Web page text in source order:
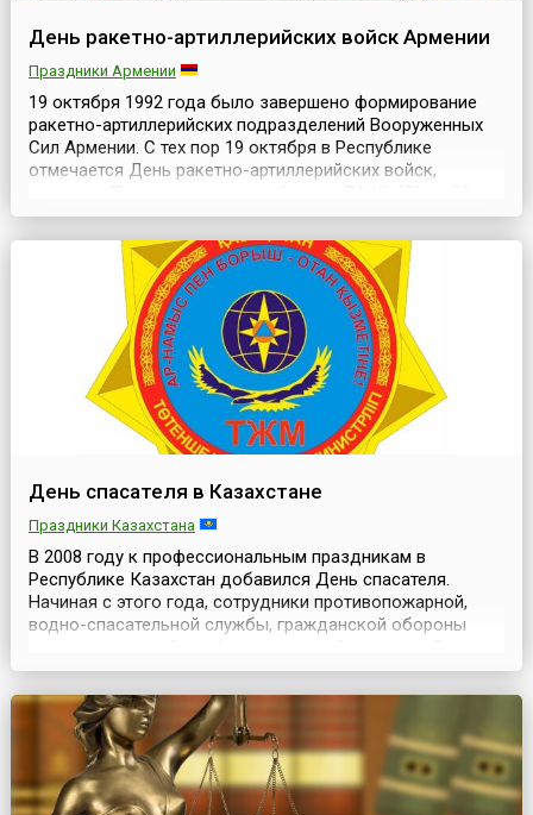
День ракетно-артиллерийских войск Армении
Праздники Армении
19 октября 1992 года было завершено формирование
ракетно-артиллерийских подразделений Вооруженных
Сил Армении. С тех пор 19 октября в Республике
отмечается День ракетно-артиллерийских войск,
октября 1993 года. В советское время в Армянской ССР
функционировали широко известные в Союзе
предприятия военно-промышленного комплекса,
которые, по некото...
День спасателя в Казахстане
Праздники Казахстана
В 2008 году к профессиональным праздникам в
Республике Казахстан добавился День спасателя.
Начиная с этого года, сотрудники противопожарной,
водно-спасательной службы, гражданской обороны
служба, связанная с предупреждением, а также
ликвидацией последствий чрезвычайных ситуаций
появилась в системе государственных органов
Республики Казахстан 19 ок...